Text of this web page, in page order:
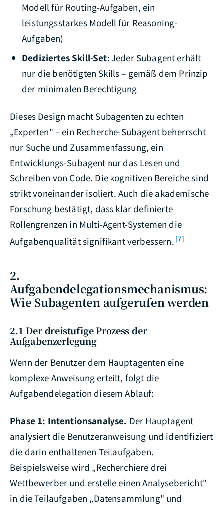
Modell für Routing-Aufgaben, ein
leistungsstarkes Modell für Reasoning-
Aufgaben)
Dediziertes Skill-Set: Jeder Subagent erhält
nur die benötigten Skills – gemäß dem Prinzip
der minimalen Berechtigung
Dieses Design macht Subagenten zu echten
„Experten" – ein Recherche-Subagent beherrscht
nur Suche und Zusammenfassung, ein
Entwicklungs-Subagent nur das Lesen und
Schreiben von Code. Die kognitiven Bereiche sind
strikt voneinander isoliert. Auch die akademische
Forschung bestätigt, dass klar definierte
Rollengrenzen in Multi-Agent-Systemen die
Aufgabenqualität signifikant verbessern. [7]
2.
Aufgabendelegationsmechanismus:
Wie Subagenten aufgerufen werden
2.1 Der dreistufige Prozess der
Aufgabenzerlegung
Wenn der Benutzer dem Hauptagenten eine
komplexe Anweisung erteilt, folgt die
Aufgabendelegation diesem Ablauf:
Phase 1: Intentionsanalyse. Der Hauptagent
analysiert die Benutzeranweisung und identifiziert
die darin enthaltenen Teilaufgaben.
Beispielsweise wird „Recherchiere drei
Wettbewerber und erstelle einen Analysebericht"
in die Teilaufgaben „Datensammlung" und